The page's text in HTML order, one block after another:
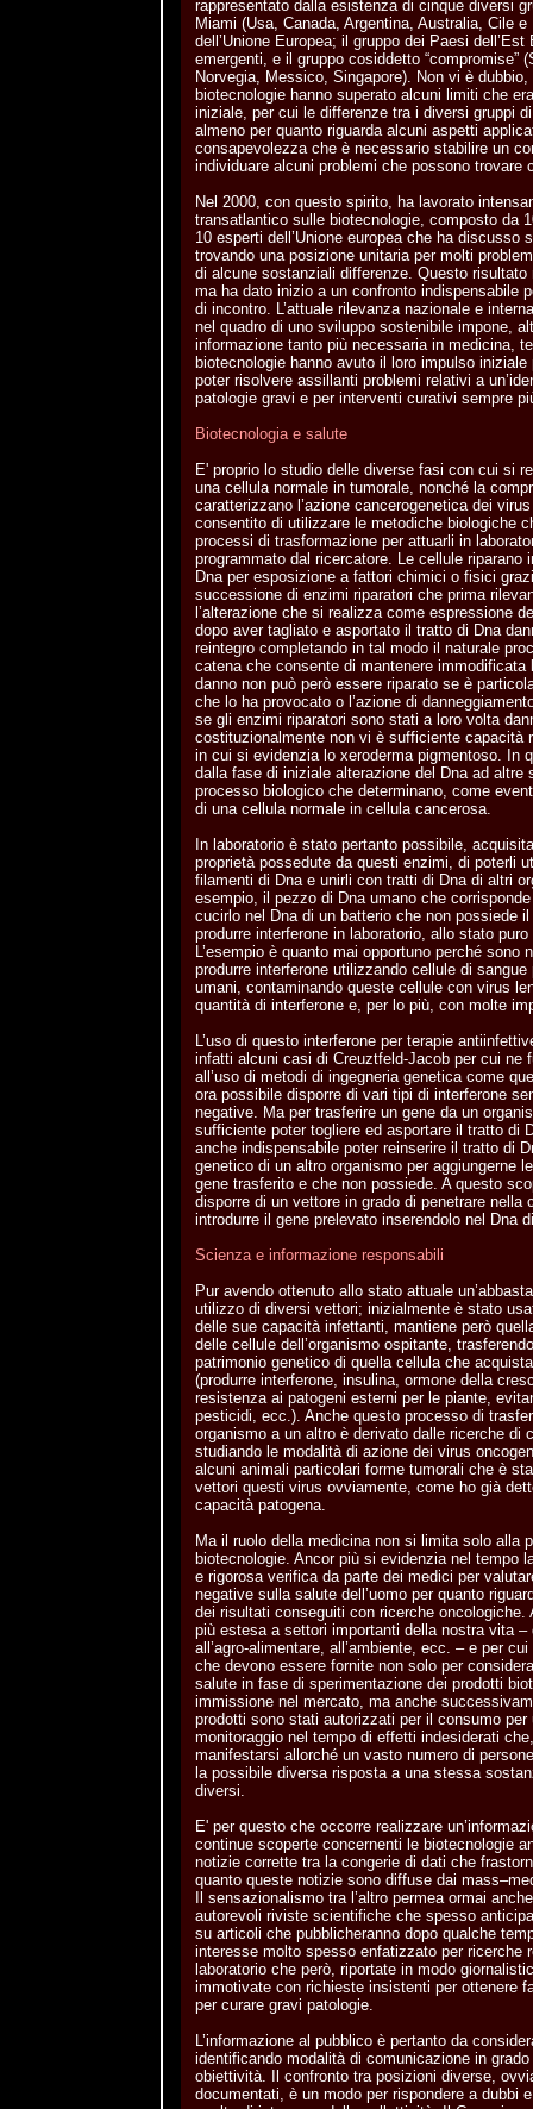
rappresentato dalla esistenza di cinque diversi
Miami (Usa, Canada, Argentina, Australia, Cile e
dell’Unione Europea; il gruppo dei Paesi
emergenti, e il gruppo cosiddetto “compromise”
Norvegia, Messico, Singapore). Non vi è
biotecnologie hanno superato alcuni limiti che
iniziale, per cui le differenze tra i diversi gruppi
almeno per quanto riguarda alcuni aspetti
consapevolezza che è necessario stabilire un
individuare alcuni problemi che possono
Nel 2000, con questo spirito, ha lavorato
transatlantico sulle biotecnologie, composto da
10 esperti dell’Unione europea che ha discusso
trovando una posizione unitaria per molti
di alcune sostanziali differenze. Questo
ma ha dato inizio a un confronto indispensabile
di incontro. L’attuale rilevanza nazionale e
nel quadro di uno sviluppo sostenibile impone,
informazione tanto più necessaria in medicina,
biotecnologie hanno avuto il loro impulso iniziale
poter risolvere assillanti problemi relativi a
patologie gravi e per interventi curativi sempre
Biotecnologia e salute
E' proprio lo studio delle diverse fasi con cui si
una cellula normale in tumorale, nonché la
caratterizzano l’azione cancerogenetica dei
consentito di utilizzare le metodiche biologiche
processi di trasformazione per attuarli in
programmato dal ricercatore. Le cellule riparano
Dna per esposizione a fattori chimici o fisici
successione di enzimi riparatori che prima
l’alterazione che si realizza come espressione
dopo aver tagliato e asportato il tratto di Dna
reintegro completando in tal modo il naturale
catena che consente di mantenere
danno non può però essere riparato se è
che lo ha provocato o l’azione di
se gli enzimi riparatori sono stati a loro volta
costituzionalmente non vi è sufficiente capacità
in cui si evidenzia lo xeroderma pigmentoso. In
dalla fase di iniziale alterazione del Dna ad altre
processo biologico che determinano, come
di una cellula normale in cellula cancerosa.
In laboratorio è stato pertanto possibile,
proprietà possedute da questi enzimi, di poterli
filamenti di Dna e unirli con tratti di Dna di altri
esempio, il pezzo di Dna umano che corrisponde
cucirlo nel Dna di un batterio che non possiede il
produrre interferone in laboratorio, allo stato
L’esempio è quanto mai opportuno perché sono
produrre interferone utilizzando cellule di
umani, contaminando queste cellule con virus
quantità di interferone e, per lo più, con molte
L’uso di questo interferone per terapie
infatti alcuni casi di Creuztfeld-Jacob per cui ne
all’uso di metodi di ingegneria genetica come
ora possibile disporre di vari tipi di interferone
negative. Ma per trasferire un gene da un
sufficiente poter togliere ed asportare il tratto di
anche indispensabile poter reinserire il tratto di
genetico di un altro organismo per aggiungerne
gene trasferito e che non possiede. A questo
disporre di un vettore in grado di penetrare nella
introdurre il gene prelevato inserendolo nel Dna
Scienza e informazione responsabili
Pur avendo ottenuto allo stato attuale
utilizzo di diversi vettori; inizialmente è stato
delle sue capacità infettanti, mantiene però
delle cellule dell’organismo ospitante,
patrimonio genetico di quella cellula che
(produrre interferone, insulina, ormone della
resistenza ai patogeni esterni per le piante,
pesticidi, ecc.). Anche questo processo di
organismo a un altro è derivato dalle ricerche di
studiando le modalità di azione dei virus
alcuni animali particolari forme tumorali che è
vettori questi virus ovviamente, come ho già
capacità patogena.
Ma il ruolo della medicina non si limita solo alla
biotecnologie. Ancor più si evidenzia nel tempo
e rigorosa verifica da parte dei medici per
negative sulla salute dell’uomo per quanto
dei risultati conseguiti con ricerche oncologiche.
più estesa a settori importanti della nostra vita
all’agro-alimentare, all’ambiente, ecc. – e per
che devono essere fornite non solo per
salute in fase di sperimentazione dei prodotti
immissione nel mercato, ma anche
prodotti sono stati autorizzati per il consumo per
monitoraggio nel tempo di effetti indesiderati
manifestarsi allorché un vasto numero di
la possibile diversa risposta a una stessa
diversi.
E' per questo che occorre realizzare
continue scoperte concernenti le biotecnologie
notizie corrette tra la congerie di dati che
quanto queste notizie sono diffuse dai
Il sensazionalismo tra l’altro permea ormai
autorevoli riviste scientifiche che spesso
su articoli che pubblicheranno dopo qualche
interesse molto spesso enfatizzato per ricerche
laboratorio che però, riportate in modo
immotivate con richieste insistenti per ottenere
per curare gravi patologie.
L’informazione al pubblico è pertanto da
identificando modalità di comunicazione in
obiettività. Il confronto tra posizioni diverse,
documentati, è un modo per rispondere a dubbi